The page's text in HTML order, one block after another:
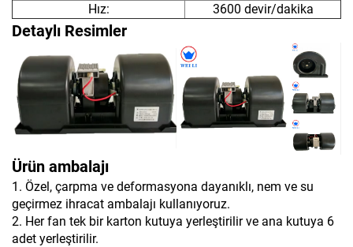
Hız:
3600 devir/dakika
Detaylı Resimler
Ürün ambalajı
1. Özel, çarpma ve deformasyona dayanıklı, nem ve su
geçirmez ihracat ambalajı kullanıyoruz.
2. Her fan tek bir karton kutuya yerleştirilir ve ana kutuya 6
adet yerleştirilir.